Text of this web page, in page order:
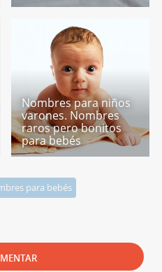
Nombres para niños
varones. Nombres
raros pero bonitos
para bebés
para bebés